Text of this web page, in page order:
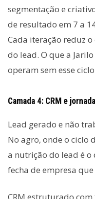
segmentação e
de resultado em 7 a
Cada iteração reduz
do lead. O que a
operam sem esse
Camada 4: CRM e
Lead gerado e não
No agro, onde o ciclo
a nutrição do lead é
fecha de empresa